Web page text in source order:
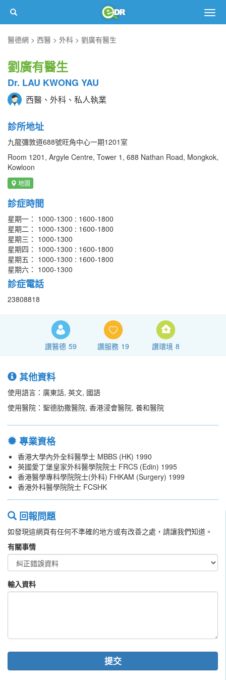
醫德網
西醫 外科 劉廣有醫生
劉廣有醫生
Dr. LAU KWONG YAU
西醫、外科、私人執業
診所地址
九龍彌敦道688號旺角中心一期1201室
Room 1201, Argyle Centre, Tower 1, 688 Nathan Road, Mongkok,
Kowloon
地圖
診症時間
星期一： 1000-1300 : 1600-1800
星期二： 1000-1300 : 1600-1800
星期三： 1000-1300
星期四： 1000-1300 : 1600-1800
星期五： 1000-1300 : 1600-1800
星期六： 1000-1300
診症電話
23808818
讚醫德 59 讚服務 19 讚環境 8
其他資料
使用語言：廣東話, 英文, 國語
使用醫院：聖德肋撒醫院, 香港浸會醫院, 養和醫院
專業資格
香港大學內外全科醫學士 MBBS (HK) 1990
英國愛丁堡皇家外科醫學院院士 FRCS (Edin) 1995
香港醫學專科學院院士(外科) FHKAM (Surgery) 1999
香港外科醫學院院士 FCSHK
回報問題
如發現這網頁有任何不準確的地方或有改善之處，請讓我們知道。
有關事情
輸入資料
提交